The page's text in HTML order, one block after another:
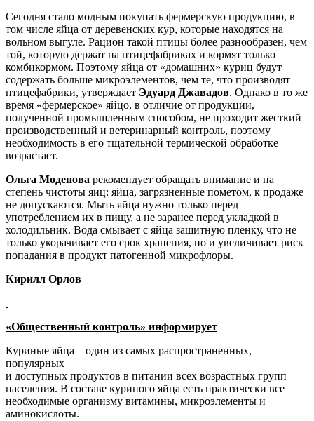
Сегодня стало модным покупать фермерскую продукцию, в
том числе яйца от деревенских кур, которые находятся на
вольном выгуле. Рацион такой птицы более разнообразен, чем
той, которую держат на птицефабриках и кормят только
комбикормом. Поэтому яйца от «домашних» куриц будут
содержать больше микроэлементов, чем те, что производят
птицефабрики, утверждает Эдуард Джавадов. Однако в то же
время «фермерское» яйцо, в отличие от продукции,
полученной промышленным способом, не проходит жесткий
производственный и ветеринарный контроль, поэтому
необходимость в его тщательной термической обработке
возрастает.
Ольга Моденова рекомендует обращать внимание и на
степень чистоты яиц: яйца, загрязненные пометом, к продаже
не допускаются. Мыть яйца нужно только перед
употреблением их в пищу, а не заранее перед укладкой в
холодильник. Вода смывает с яйца защитную пленку, что не
только укорачивает его срок хранения, но и увеличивает риск
попадания в продукт патогенной микрофлоры.
Кирилл Орлов
«Общественный контроль» информирует
Куриные яйца – один из самых распространенных,
популярных
и доступных продуктов в питании всех возрастных групп
населения. В составе куриного яйца есть практически все
необходимые организму витамины, микроэлементы и
аминокислоты.